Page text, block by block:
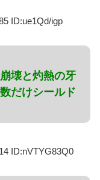
ID:ue1Qd/igp
壊と灼熱の牙
だけシールド
ID:nVTYG83Q0